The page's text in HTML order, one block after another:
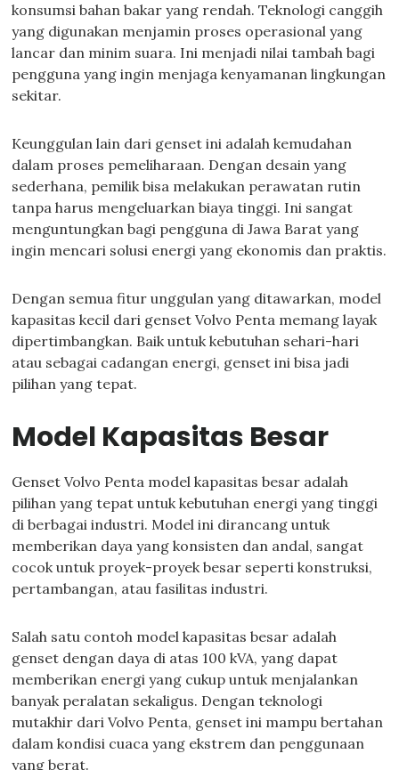
konsumsi bahan bakar yang rendah. Teknologi canggih
yang digunakan menjamin proses operasional yang
lancar dan minim suara. Ini menjadi nilai tambah bagi
pengguna yang ingin menjaga kenyamanan lingkungan
sekitar.
Keunggulan lain dari genset ini adalah kemudahan
dalam proses pemeliharaan. Dengan desain yang
sederhana, pemilik bisa melakukan perawatan rutin
tanpa harus mengeluarkan biaya tinggi. Ini sangat
menguntungkan bagi pengguna di Jawa Barat yang
ingin mencari solusi energi yang ekonomis dan praktis.
Dengan semua fitur unggulan yang ditawarkan, model
kapasitas kecil dari genset Volvo Penta memang layak
dipertimbangkan. Baik untuk kebutuhan sehari-hari
atau sebagai cadangan energi, genset ini bisa jadi
pilihan yang tepat.
Model Kapasitas Besar
Genset Volvo Penta model kapasitas besar adalah
pilihan yang tepat untuk kebutuhan energi yang tinggi
di berbagai industri. Model ini dirancang untuk
memberikan daya yang konsisten dan andal, sangat
cocok untuk proyek-proyek besar seperti konstruksi,
pertambangan, atau fasilitas industri.
Salah satu contoh model kapasitas besar adalah
genset dengan daya di atas 100 kVA, yang dapat
memberikan energi yang cukup untuk menjalankan
banyak peralatan sekaligus. Dengan teknologi
mutakhir dari Volvo Penta, genset ini mampu bertahan
dalam kondisi cuaca yang ekstrem dan penggunaan
yang berat.